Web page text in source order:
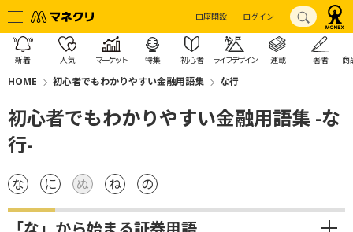
口座開設 ログイン
新着 人気 マーケット 特集 初心者 ライフデザイン 連載 著者 商
HOME 初心者でもわかりやすい金融用語集 な行
初心者でもわかりやすい金融用語集 -な
行-
な に ぬ ね の